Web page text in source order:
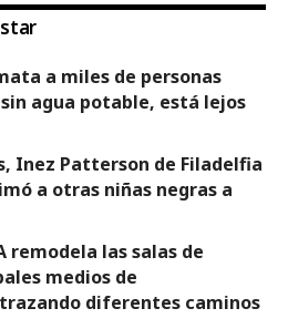
a miles de personas
agua potable, está lejos
Inez Patterson de Filadelfia
a otras niñas negras a
remodela las salas de
medios de
diferentes caminos